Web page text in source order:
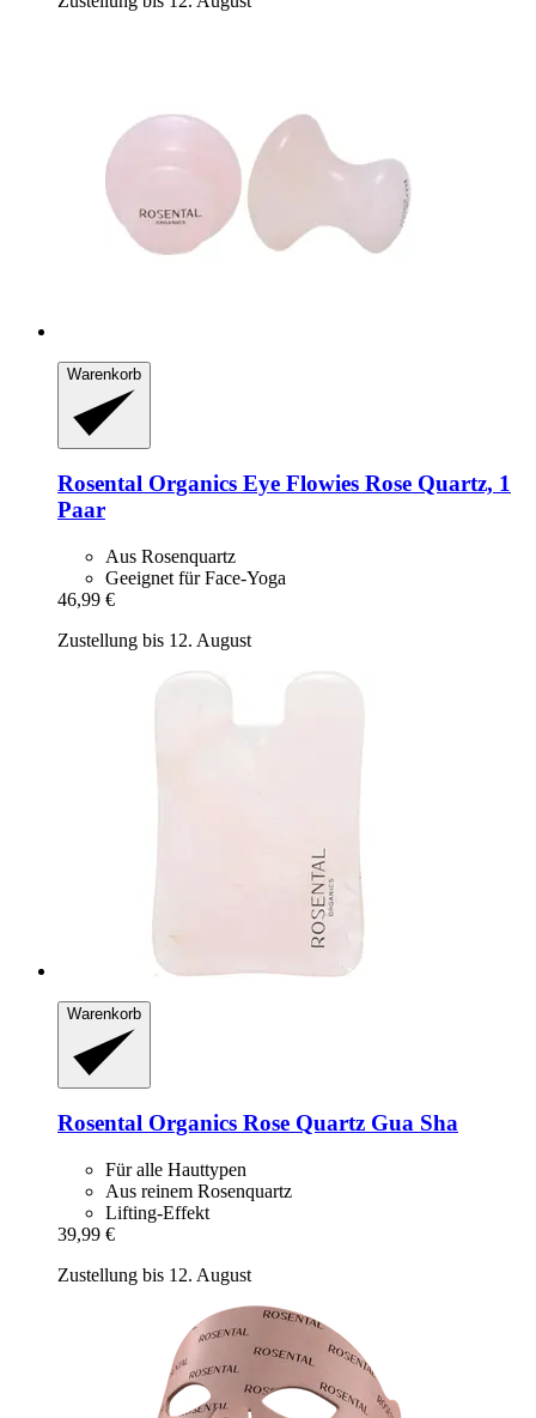
Warenkorb
Rosental Organics Eye Flowies Rose Quartz, 1
Paar
Aus Rosenquartz
Geeignet für Face-Yoga
46,99 €
Zustellung bis 12. August
Warenkorb
Rosental Organics Rose Quartz Gua Sha
Für alle Hauttypen
Aus reinem Rosenquartz
Lifting-Effekt
39,99 €
Zustellung bis 12. August